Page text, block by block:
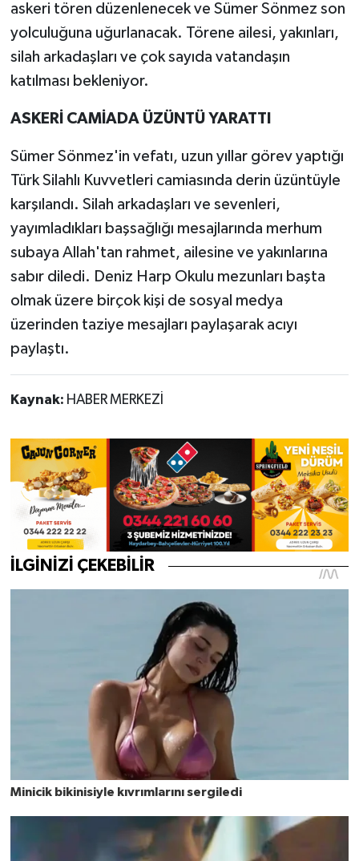
askeri tören düzenlenecek ve Sümer Sönmez son
yolculuğuna uğurlanacak. Törene ailesi, yakınları,
silah arkadaşları ve çok sayıda vatandaşın
katılması bekleniyor.
ASKERİ CAMİADA ÜZÜNTÜ YARATTI
Sümer Sönmez'in vefatı, uzun yıllar görev yaptığı
Türk Silahlı Kuvvetleri camiasında derin üzüntüyle
karşılandı. Silah arkadaşları ve sevenleri,
yayımladıkları başsağlığı mesajlarında merhum
subaya Allah'tan rahmet, ailesine ve yakınlarına
sabır diledi. Deniz Harp Okulu mezunları başta
olmak üzere birçok kişi de sosyal medya
üzerinden taziye mesajları paylaşarak acıyı
paylaştı.
Kaynak: HABER MERKEZİ